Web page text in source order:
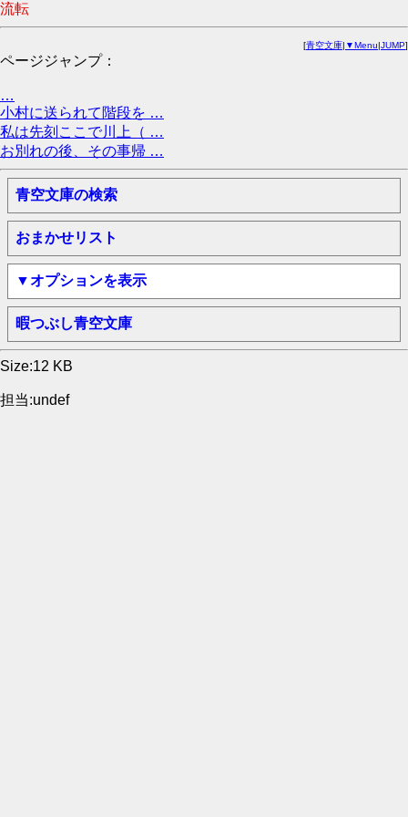
流転
[青空文庫| ▼Menu|JUMP]
ページジャンプ：
…
小村に送られて階段を …
私は先刻ここで川上（ …
お別れの後、その事帰 …
青空文庫の検索
おまかせリスト
▼オプションを表示
暇つぶし青空文庫
Size:12 KB
担当:undef